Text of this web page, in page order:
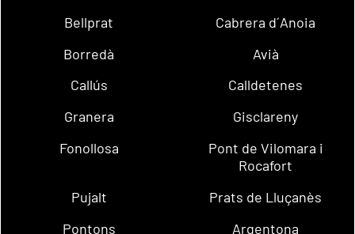
Bellprat
Cabrera d´Anoia
Borredà
Avià
Callús
Calldetenes
Granera
Gisclareny
Fonollosa
Pont de Vilomara i
Rocafort
Pujalt
Prats de Lluçanès
Pontons
Argentona